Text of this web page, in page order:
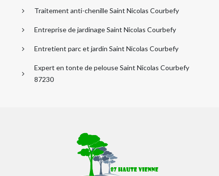
Traitement anti-chenille Saint Nicolas Courbefy
Entreprise de jardinage Saint Nicolas Courbefy
Entretient parc et jardin Saint Nicolas Courbefy
Expert en tonte de pelouse Saint Nicolas Courbefy
87230